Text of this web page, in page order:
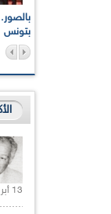
بتونس
13 أبريل 2020 |